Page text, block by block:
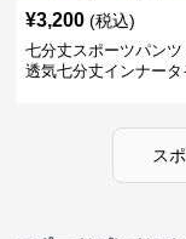
¥3,200 (税込)
七分丈スポーツパン
透気七分丈インナータ
ス